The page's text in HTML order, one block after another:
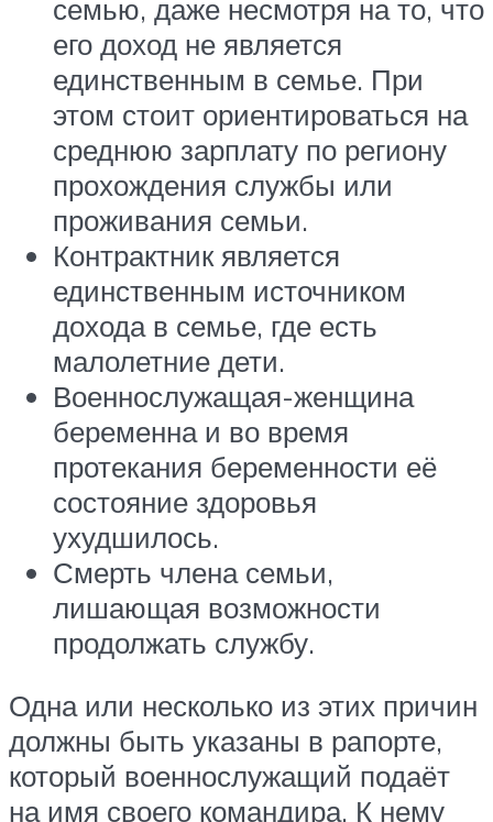
семью, даже несмотря на то, что
его доход не является
единственным в семье. При
этом стоит ориентироваться на
среднюю зарплату по региону
прохождения службы или
проживания семьи.
Контрактник является
единственным источником
дохода в семье, где есть
малолетние дети.
Военнослужащая-женщина
беременна и во время
протекания беременности её
состояние здоровья
ухудшилось.
Смерть члена семьи,
лишающая возможности
продолжать службу.
Одна или несколько из этих причин
должны быть указаны в рапорте,
который военнослужащий подаёт
на имя своего командира. К нему